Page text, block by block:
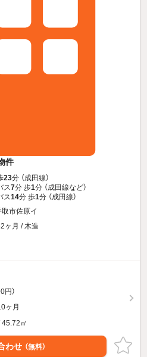
件
23分 （成田線）
ス7分 歩1分 （成田線など）
ス14分 歩1分 （成田線）
市佐原イ
ヶ月 / 木造
円）
ヶ月
45.72㎡
わせ （無料）